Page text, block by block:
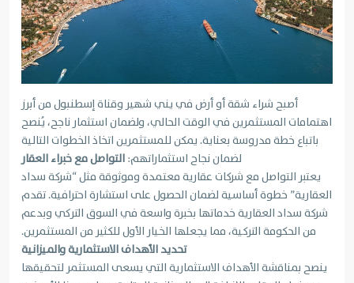
أصبح شراء شقة أو أرض في يني شهير وقناة إسطنبول من أبرز
اهتمامات المستثمرين في الوقت الحالي، ولضمان استثمار ناجح، يُنصح
باتباع خطة مدروسة بعناية. يمكن للمستثمرين اتخاذ الخطوات التالية
لضمان نجاح استثماراتهم:التواصل مع خبراء العقار
يعتبر التواصل مع شركات عقارية معتمدة وموثوقة مثل “شركة سداد
العقارية” خطوة أساسية لضمان الحصول على استشارة احترافية. تقدم
شركة سداد العقارية خدماتها بخبرة واسعة في السوق التركي وبدعم
من الحكومة التركية، مما يجعلها الخيار الأول للكثير من المستثمرين.
تحديد الأهداف الاستثمارية والميزانية
ينصح بمناقشة الأهداف الاستثمارية التي يسعى المستثمر لتحقيقها